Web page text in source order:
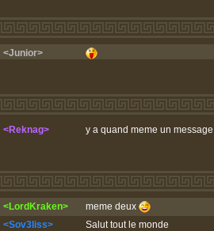
<Junior>
<Reknag> y a quand meme un
<LordKraken>
meme deux
<Sov3liss>
Salut tout le monde